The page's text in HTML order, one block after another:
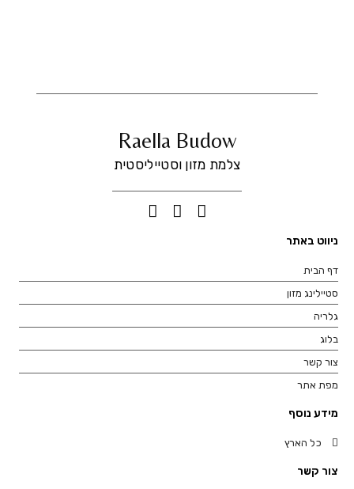
Raella Budow
צלמת מזון וסטייליסטית
ניווט באתר
דף הבית
סטיילינג מזון
גלריה
בלוג
צור קשר
מפת אתר
מידע נוסף
כל הארץ
צור קשר